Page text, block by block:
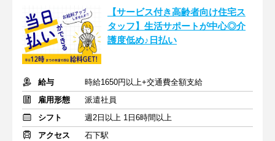
【サービス付き高齢者向け住宅ス
タッフ】生活サポートが中心◎介
護度低め♪日払い
給与
時給1650円以上+交通費全額支給
雇用形態
派遣社員
シフト
週2日以上 1日6時間以上
アクセス
石下駅